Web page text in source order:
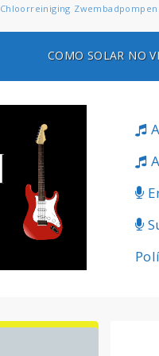
Chloorreiniging Zwembadpompen
COMO SOLAR NO